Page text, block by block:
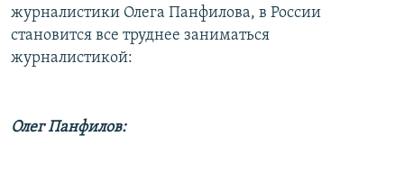
журналистики Олега Панфилова, в России
становится все труднее заниматься
журналистикой:
Олег Панфилов: